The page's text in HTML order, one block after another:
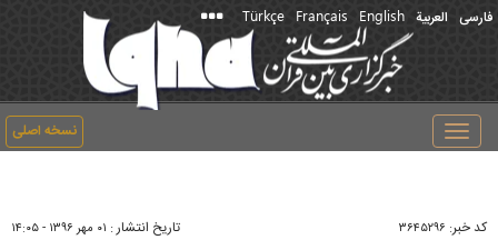
فارسی العربیة English
Français
Türkçe
نسخه اصلی
Toggle
navigation
کد خبر: ۳۶۴۵۲۹۶ تاریخ انتشار : ۰۱ مهر ۱۳۹۶ - ۱۴:۰۵